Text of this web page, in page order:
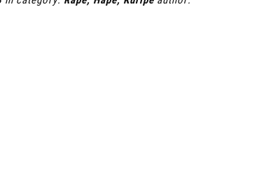
Gel para